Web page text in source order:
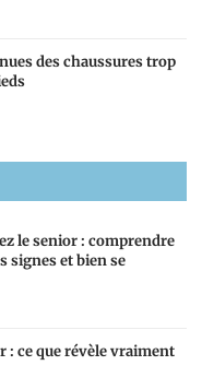
des chaussures trop
le senior : comprendre
signes et bien se
: ce que révèle vraiment